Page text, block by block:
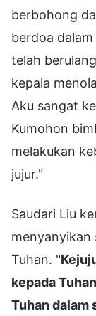
berbohong
berdoa
telah
kepala
Aku sangat
Kumohon
melakukan
jujur."
Saudari Liu
menyanyikan
Tuhan. "
kepada
Tuhan dalam